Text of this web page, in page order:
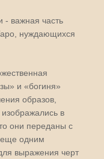
- важная часть
нуждающихся
и «богиня»
образов,
в
они переданы с
одним
выражения черт